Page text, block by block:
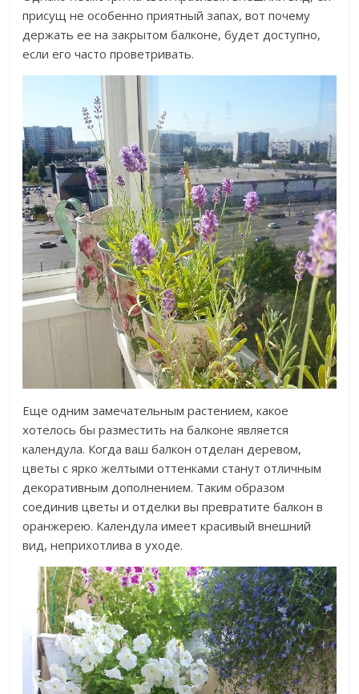
присущ не особенно приятный запах, вот почему
держать ее на закрытом балконе, будет доступно,
если его часто проветривать.
Еще одним замечательным растением, какое
хотелось бы разместить на балконе является
календула. Когда ваш балкон отделан деревом,
цветы с ярко желтыми оттенками станут отличным
декоративным дополнением. Таким образом
соединив цветы и отделки вы превратите балкон в
оранжерею. Календула имеет красивый внешний
вид, неприхотлива в уходе.